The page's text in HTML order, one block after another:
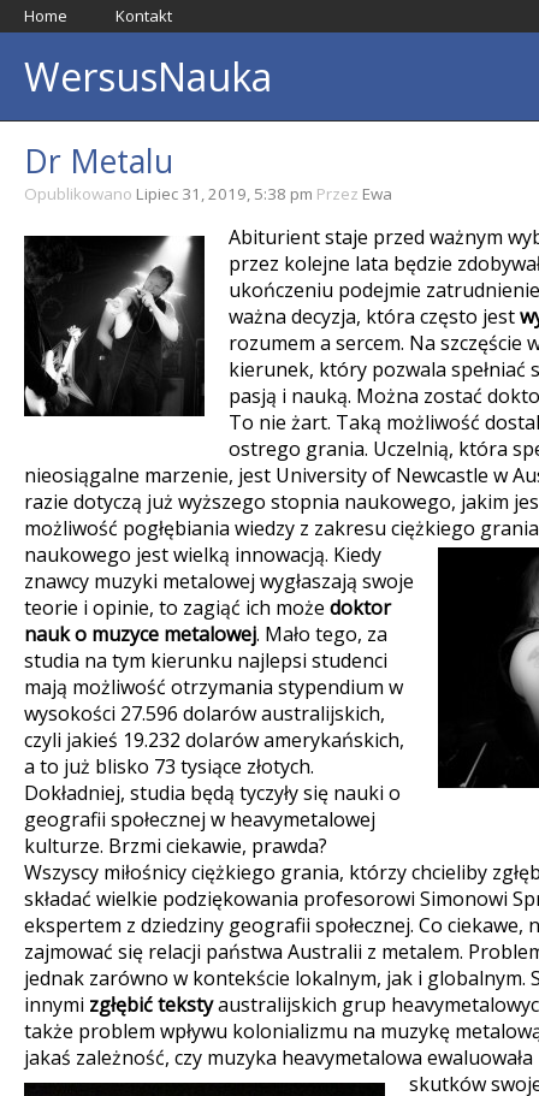
Home Kontakt
WersusNauka
Dr Metalu
Opublikowano Lipiec 31, 2019, 5:38 pm Przez Ewa
Abiturient staje przed ważnym
przez kolejne lata będzie
ukończeniu podejmie
ważna decyzja, która często jest
rozumem a sercem. Na szczęście
kierunek, który pozwala spełniać
pasją i nauką. Można zostać
To nie żart. Taką możliwość
ostrego grania. Uczelnią, która
nieosiągalne marzenie, jest University of Newcastle w
razie dotyczą już wyższego stopnia naukowego, jakim
możliwość pogłębiania wiedzy z zakresu ciężkiego
naukowego jest wielką innowacją. Kiedy
znawcy muzyki metalowej wygłaszają swoje
teorie i opinie, to zagiąć ich może doktor
nauk o muzyce metalowej. Mało tego, za
studia na tym kierunku najlepsi studenci
mają możliwość otrzymania stypendium w
wysokości 27.596 dolarów australijskich,
czyli jakieś 19.232 dolarów amerykańskich,
a to już blisko 73 tysiące złotych.
Dokładniej, studia będą tyczyły się nauki o
geografii społecznej w heavymetalowej
kulturze. Brzmi ciekawie, prawda?
Wszyscy miłośnicy ciężkiego grania, którzy chcieliby
składać wielkie podziękowania profesorowi Simonowi
ekspertem z dziedziny geografii społecznej. Co ciekawe,
zajmować się relacji państwa Australii z metalem.
jednak zarówno w kontekście lokalnym, jak i globalnym.
innymi zgłębić tekstyaustralijskich grup
także problem wpływu kolonializmu na muzykę
jakaś zależność, czy muzyka heavymetalowa ewaluowała
skutków